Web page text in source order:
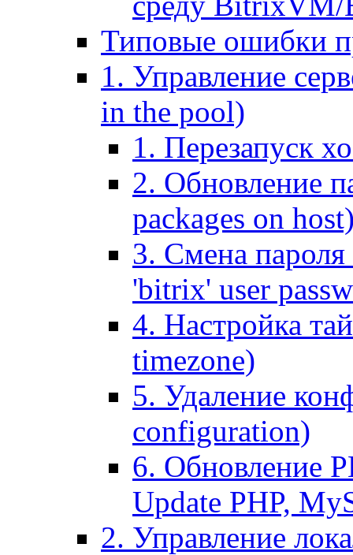
Типовые ошибки
1. Управление
in the pool)
1. Перезапуск
2. Обновление
packages on
3. Смена пароля
'bitrix' user
4. Настройка
timezone)
5. Удаление
configuration)
6. Обновление
Update PHP,
2. Управление